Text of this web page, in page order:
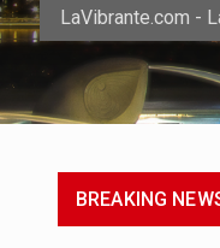
LaVibrante.com -
BREAKING